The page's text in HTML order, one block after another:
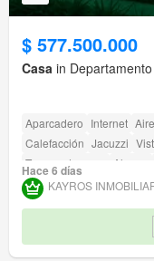
$ 577.500.000
Casa in
Aparcadero Internet
Calefacción Jacuzzi
Tanque de agua
Alarma
Seguridad privada
Jardín
Acceso para personas
Hace 6 días
KAYROS